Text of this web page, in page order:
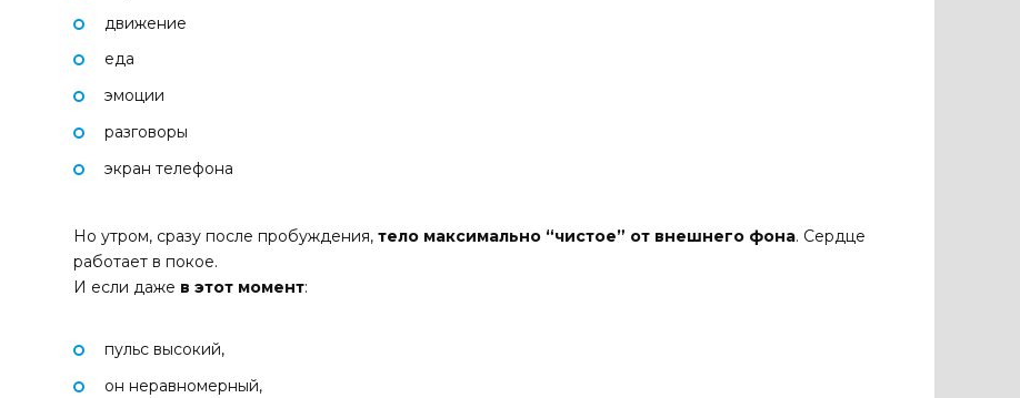
движение
еда
эмоции
разговоры
экран телефона
Но утром, сразу после пробуждения, тело максимально “чистое” от внешнего фона. Сердце
работает в покое.
И если даже в этот момент:
пульс высокий,
он неравномерный,